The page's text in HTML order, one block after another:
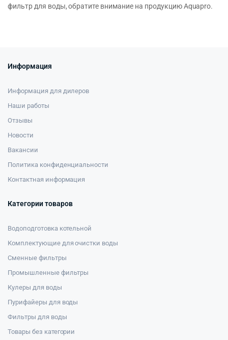
фильтр для воды, обратите внимание на продукцию Aquapro.
Информация
Информация для дилеров
Наши работы
Отзывы
Новости
Вакансии
Политика конфиденциальности
Контактная информация
Категории товаров
Водоподготовка котельной
Комплектующие для очистки воды
Сменные фильтры
Промышленные фильтры
Кулеры для воды
Пурифайеры для воды
Фильтры для воды
Товары без категории